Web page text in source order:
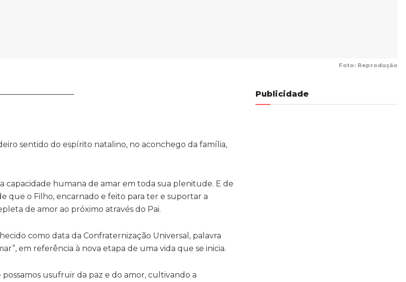
Foto: Reprodução
sentido do espírito natalino, no aconchego da família,
capacidade humana de amar em toda sua plenitude. E de
que o Filho, encarnado e feito para ter e suportar a
de amor ao próximo através do Pai.
como data da Confraternização Universal, palavra
em referência à nova etapa de uma vida que se inicia.
usufruir da paz e do amor, cultivando a
Publicidade